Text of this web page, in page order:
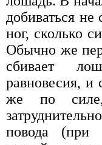
добиваться
ног, сколько
Обычно же
сбивает
равновесия, и
же по
повода (при